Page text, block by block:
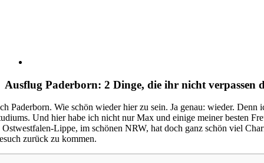
Ausflug Paderborn: 2 Dinge, die ihr nicht verpassen
Paderborn. Wie schön wieder hier zu sein. Ja genau: wieder.
Und hier habe ich nicht nur Max und einige meiner besten
Ostwestfalen-Lippe, im schönen NRW, hat doch ganz schön viel
zurück zu kommen.